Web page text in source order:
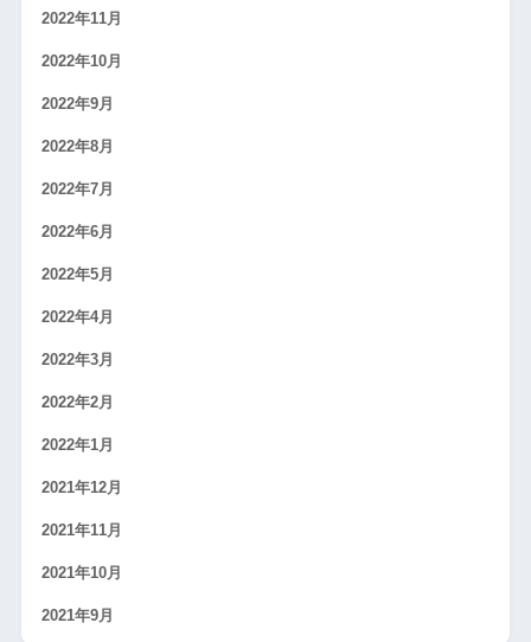
2022年11月
2022年10月
2022年9月
2022年8月
2022年7月
2022年6月
2022年5月
2022年4月
2022年3月
2022年2月
2022年1月
2021年12月
2021年11月
2021年10月
2021年9月